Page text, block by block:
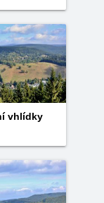
vhlídky